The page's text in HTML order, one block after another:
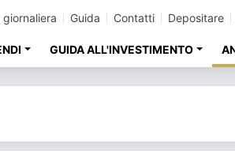
giornaliera Guida Contatti Depositare
GUIDA ALL'INVESTIMENTO